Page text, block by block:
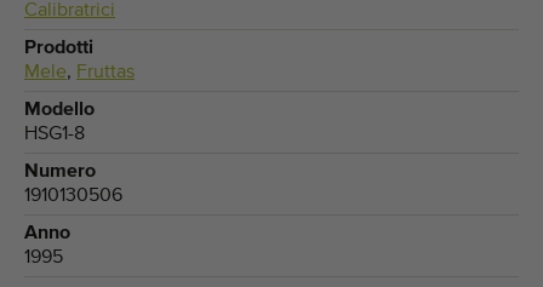
Calibratrici
Prodotti
Mele, Fruttas
Modello
HSG1-8
Numero
1910130506
Anno
1995